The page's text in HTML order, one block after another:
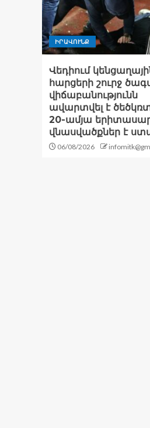
ԻՐԱՎՈՒՆՔ
Վեդիում
հարցերի շուրջ
վիճաբանությունն
ավարտվել է
20-ամյա
վնասվածքներ է
06/08/2026